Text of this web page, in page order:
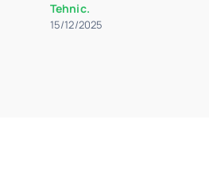
Tehnic.
15/12/2025